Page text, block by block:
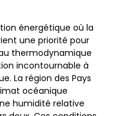
énergétique où la
une priorité pour
thermodynamique
incontournable à
La région des Pays
océanique
humidité relative